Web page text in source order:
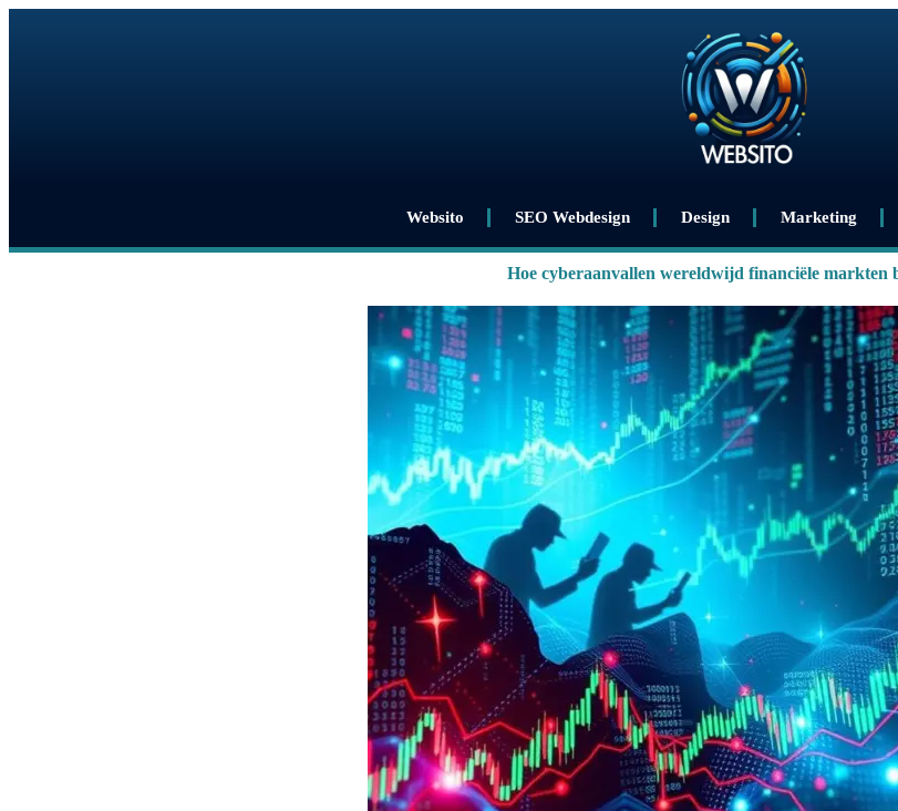
Websito SEO Webdesign Design Marketing
Hoe cyberaanvallen wereldwijd financiële markten